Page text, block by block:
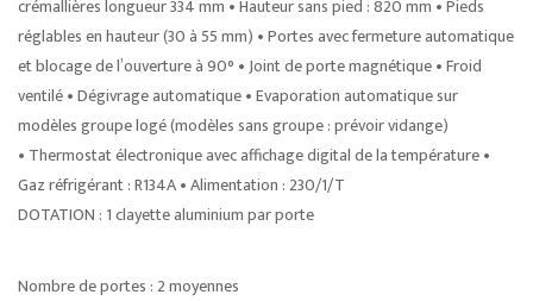
crémallières longueur 334 mm • Hauteur sans pied : 820 mm • Pieds
réglables en hauteur (30 à 55 mm) • Portes avec fermeture automatique
et blocage de l’ouverture à 90° • Joint de porte magnétique • Froid
ventilé • Dégivrage automatique • Evaporation automatique sur
modèles groupe logé (modèles sans groupe : prévoir vidange)
• Thermostat électronique avec affichage digital de la température •
Gaz réfrigérant : R134A • Alimentation : 230/1/T
DOTATION : 1 clayette aluminium par porte
Nombre de portes : 2 moyennes